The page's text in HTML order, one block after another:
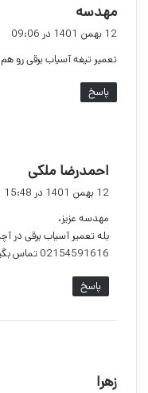
مهدسه
ف
:
12 بهمن 1401 در 09:06
تعمیر تیغه آسیاب برقی رو
پاسخ
احمدرضا ملکی
ف
12 بهمن 1401 در 15:48
مهدسه عزیز،
بله تعمیر آسیاب برقی در
02154591616 تماس بگیرید یا درخواست خود را در سایت ثبت کنید.
پاسخ
زهرا